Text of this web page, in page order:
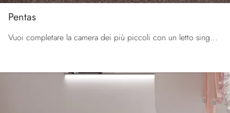
Pentas
Vuoi completare la camera dei più piccoli con un letto singolo in tessuto? Ecco qui il modello Pentas di Le Comfort per spazi moderni.